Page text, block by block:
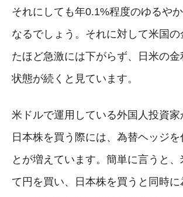
それにしても年0.1%程度のゆるや
なるでしょう。それに対して米国の
たほど急激には下がらず、日米の
状態が続くと見ています。
米ドルで運用している外国人投資家
日本株を買う際には、為替ヘッジを
とが増えています。簡単に言うと
て円を買い、日本株を買うと同時に